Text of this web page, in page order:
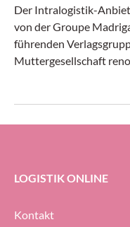
Der Intralogistik-
von der Groupe
führenden
Muttergesellschaft
das neue
LOGISTIK ONLINE
Kontakt